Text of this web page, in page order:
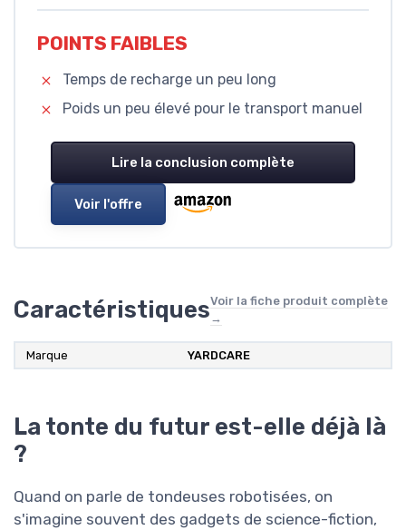
POINTS FAIBLES
Temps de recharge un peu long
Poids un peu élevé pour le transport manuel
Lire la conclusion complète
Voir l'offre
CaractéristiquesVoir la fiche produit complète
→
Marque YARDCARE
La tonte du futur est-elle déjà là
?
Quand on parle de tondeuses robotisées, on
s'imagine souvent des gadgets de science-fiction,